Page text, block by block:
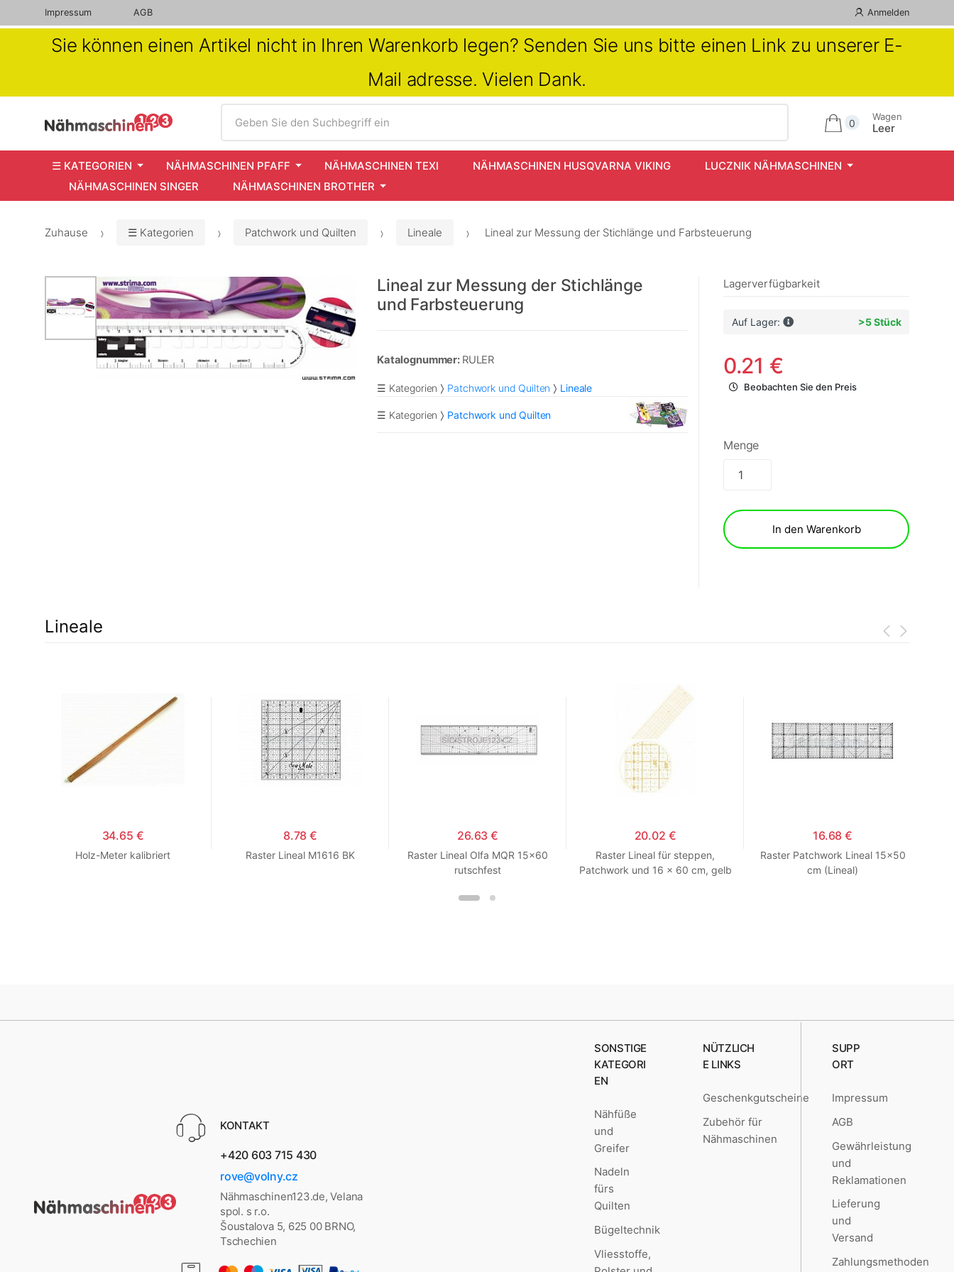
Impressum AGB Anmelden
Sie können einen Artikel nicht in Ihren Warenkorb legen? Senden Sie uns bitte einen Link zu unserer E-
Mail adresse. Vielen Dank.
Geben Sie den Suchbegriff ein
0
Wagen
Leer
☰ KATEGORIEN NÄHMASCHINEN PFAFF NÄHMASCHINEN TEXI NÄHMASCHINEN HUSQVARNA VIKING
LUCZNIK NÄHMASCHINEN
NÄHMASCHINEN SINGER
NÄHMASCHINEN BROTHER
Zuhause ☰ Kategorien Patchwork und Quilten Lineale Lineal zur Messung der Stichlänge und Farbsteuerung
Lineal zur Messung der Stichlänge
und Farbsteuerung
Katalognummer: RULER
☰ Kategorien Patchwork und Quilten Lineale
☰ Kategorien Patchwork und Quilten
Lagerverfügbarkeit
Auf Lager: >5 Stück
0.21 €
Beobachten Sie den Preis
Menge
In den Warenkorb
Lineale
34.65 €
Holz-Meter kalibriert
8.78 €
Raster Lineal M1616 BK
26.63 €
Raster Lineal Olfa MQR 15x60
rutschfest
20.02 €
Raster Lineal für steppen,
Patchwork und 16 x 60 cm, gelb
16.68 €
Raster Patchwork Lineal 15x50
cm (Lineal)
KONTAKT
+420 603 715 430
rove@volny.cz
Nähmaschinen123.de, Velana
spol. s r.o.
Šoustalova 5, 625 00 BRNO,
Tschechien
SONSTIGE
KATEGORI
EN
Nähfüße
und
Greifer
Nadeln
fürs
Quilten
Bügeltechnik
Vliesstoffe,
NÜTZLICH
E LINKS
Geschenkgutscheine
Zubehör für
Nähmaschinen
SUPP
ORT
Impressum
AGB
Gewährleistung
und
Reklamationen
Lieferung
und
Versand
Zahlungsmethoden